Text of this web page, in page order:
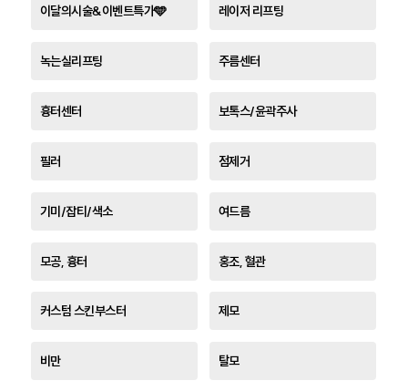
이달의시술&이벤트특가🩵 레이저 리프팅
녹는실리프팅 주름센터
흉터센터 보톡스/윤곽주사
필러 점제거
기미/잡티/색소 여드름
모공, 흉터 홍조, 혈관
커스텀 스킨부스터 제모
비만 탈모